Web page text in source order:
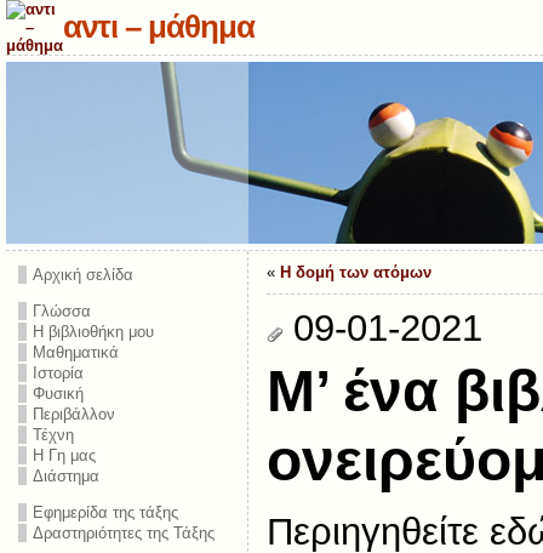
αντι – μάθημα
Αρχική σελίδα
Γλώσσα
Η βιβλιοθήκη μου
Μαθηματικά
Ιστορία
Φυσική
Περιβάλλον
Τέχνη
Η Γη μας
Διάστημα
Εφημερίδα της τάξης
Δραστηριότητες της Τάξης
« Η δομή των ατόμων
09-01-2021
Μ’ ένα
Περιηγηθείτε